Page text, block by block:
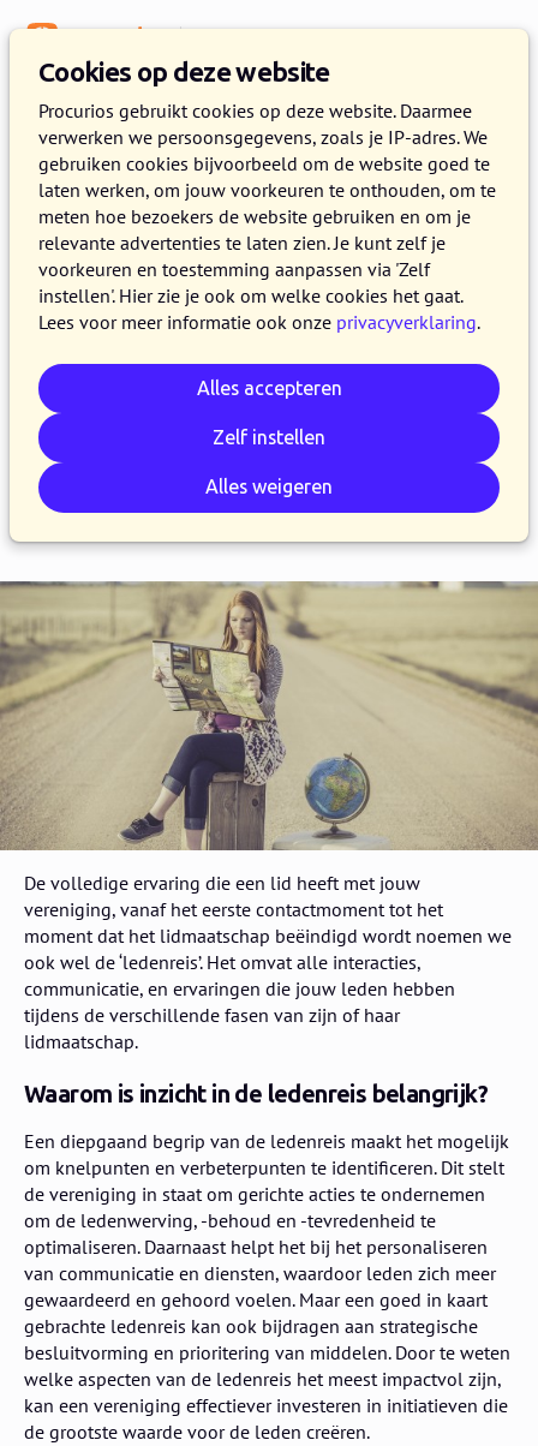
Cookies op deze website
Procurios gebruikt cookies op deze website. Daarmee
verwerken we persoonsgegevens, zoals je IP-adres. We
gebruiken cookies bijvoorbeeld om de website goed te
laten werken, om jouw voorkeuren te onthouden, om te
meten hoe bezoekers de website gebruiken en om je
relevante advertenties te laten zien. Je kunt zelf je
voorkeuren en toestemming aanpassen via 'Zelf
instellen'. Hier zie je ook om welke cookies het gaat.
Lees voor meer informatie ook onze privacyverklaring.
Alles accepteren
Zelf instellen
Alles weigeren
Engagement
Zo breng je je ledenreis in kaart
29 MEI 2024 PROCURIOS 4 MINUTEN LEZEN
Door inzicht te krijgen in de ervaring die leden
hebben met jouw vereniging, kun je beter
inspelen op hun behoeften en verwachtingen.
loyaliteit van leden. Maar hoe breng je die
ervaring nou precies in kaart?
Kopieer linkWhatsappE-mailLinkedInBlueskyRedditFacebook
De volledige ervaring die een lid heeft met jouw
vereniging, vanaf het eerste contactmoment tot het
moment dat het lidmaatschap beëindigd wordt noemen we
ook wel de ‘ledenreis’. Het omvat alle interacties,
communicatie, en ervaringen die jouw leden hebben
tijdens de verschillende fasen van zijn of haar
lidmaatschap.
Waarom is inzicht in de ledenreis belangrijk?
Een diepgaand begrip van de ledenreis maakt het mogelijk
om knelpunten en verbeterpunten te identificeren. Dit stelt
de vereniging in staat om gerichte acties te ondernemen
om de ledenwerving, -behoud en -tevredenheid te
optimaliseren. Daarnaast helpt het bij het personaliseren
van communicatie en diensten, waardoor leden zich meer
gewaardeerd en gehoord voelen. Maar een goed in kaart
gebrachte ledenreis kan ook bijdragen aan strategische
besluitvorming en prioritering van middelen. Door te weten
welke aspecten van de ledenreis het meest impactvol zijn,
kan een vereniging effectiever investeren in initiatieven die
de grootste waarde voor de leden creëren.